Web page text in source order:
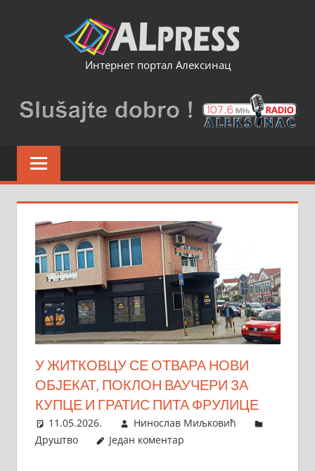
Интернет портал Алексинац
У ЖИТКОВЦУ СЕ ОТВАРА НОВИ
ОБЈЕКАТ, ПОКЛОН ВАУЧЕРИ ЗА
КУПЦЕ И ГРАТИС ПИТА ФРУЛИЦЕ
11.05.2026.
Нинослав Миљковић
Друштво
Један коментар